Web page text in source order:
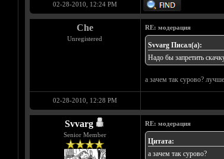
02-28-2010, 12:24 PM
Che
Unregistered
RE: модерация
Svvarg Писал(а):
Надо бы запретить
а зачем так сурово?
02-28-2010, 12:28 PM
Svvarg
Senior Member
RE: модерация
Цитата:
а зачем так сурово?